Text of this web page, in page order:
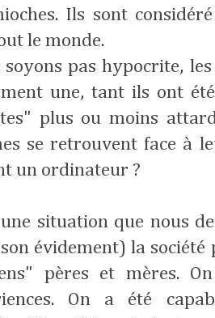
Ils sont
le monde.
soyons pas hypocrite,
une, tant ils ont
plus ou moins
se retrouvent face à
un ordinateur ?
situation que nous
évidement) la
pères et mères.
On a été